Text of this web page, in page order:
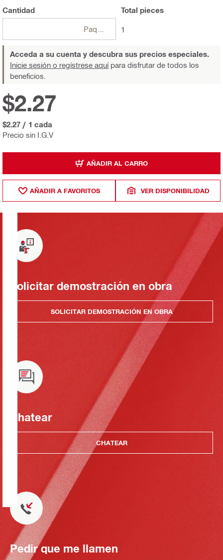
Cantidad Total pieces
1
Acceda a su cuenta y descubra sus precios especiales.
Inicie sesión o regístrese aquípara disfrutar de todos los
beneficios.
Precio sin I.G.V
$2.27
$2.27 / 1 cada
AÑADIR AL CARRO
AÑADIR A FAVORITOS VER DISPONIBILIDAD
Solicitar demostración en obra
SOLICITAR DEMOSTRACIÓN EN OBRA
Chatear
CHATEAR
Pedir que me llamen